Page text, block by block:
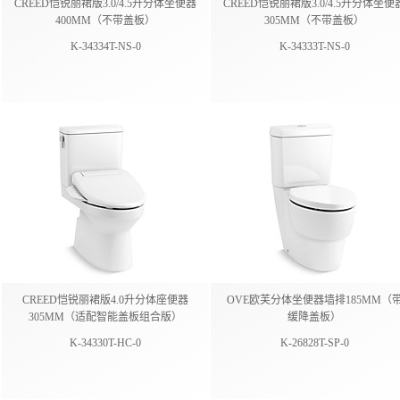
CREED恺锐丽裙版3.0/4.5升分体坐便器
400MM（不带盖板）
K-34334T-NS-0
CREED恺锐丽裙版3.0/4.5升分体坐便
305MM（不带盖板）
K-34333T-NS-0
CREED恺锐丽裙版4.0升分体座便器
305MM（适配智能盖板组合版）
K-34330T-HC-0
OVE欧芙分体坐便器墙排185MM（
缓降盖板）
K-26828T-SP-0